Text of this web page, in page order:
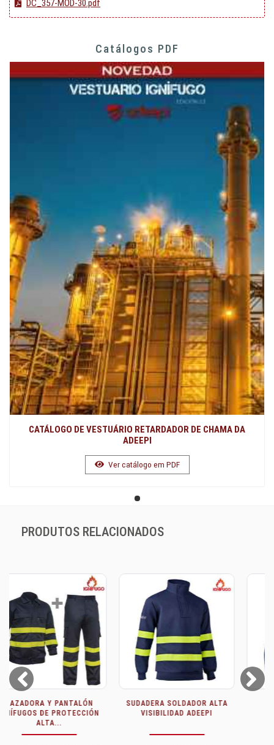
DC_357-MOD-30.pdf
Catálogos PDF
CATÁLOGO DE VESTUÁRIO RETARDADOR DE CHAMA DA
ADEEPI
Ver catálogo em PDF
PRODUTOS RELACIONADOS
Prev
Camisola de soldador
ADEEPI
COLETE DE ALTA
VISIBILIDADE MULTIPADRÃO
Next